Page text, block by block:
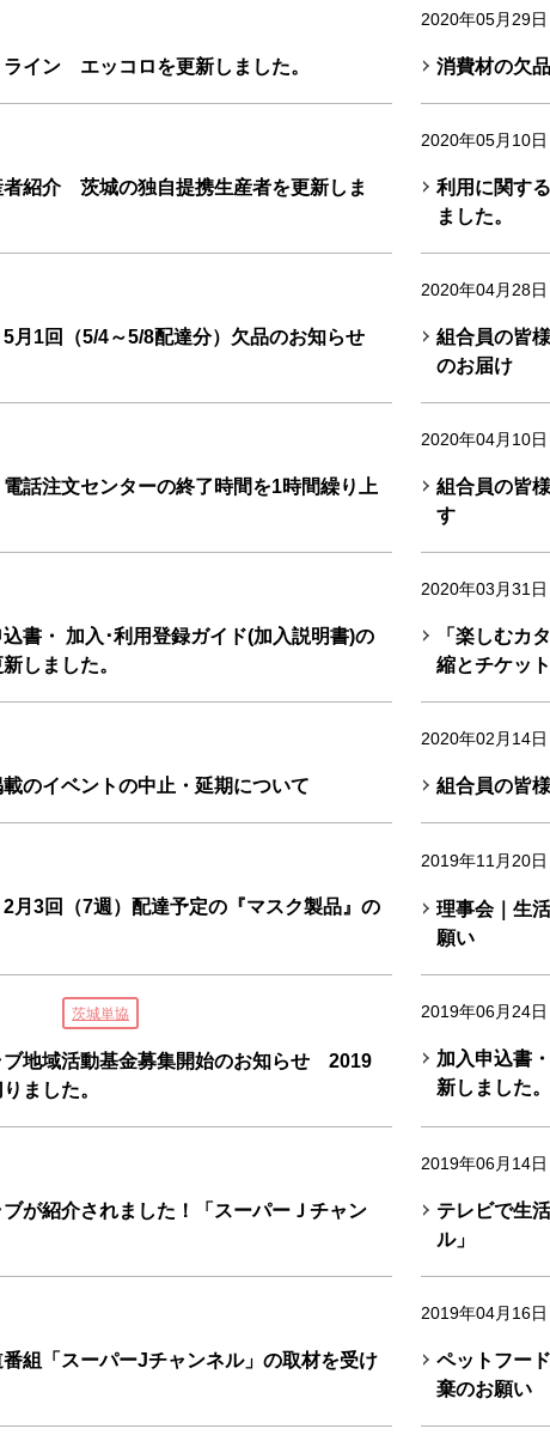
イン エッコロを更新しました。
2020年05月29日
消費材の欠
紹介 茨城の独自提携生産者を更新しま
2020年05月10日
利用に関す
ました。
月1回（5/4～5/8配達分）欠品のお知らせ
2020年04月28日
組合員の皆
のお届け
話注文センターの終了時間を1時間繰り上
2020年04月10日
組合員の皆
す
書・ 加入･利用登録ガイド(加入説明書)の
しました。
2020年03月31日
「楽しむカ
縮とチケッ
のイベントの中止・延期について
2020年02月14日
組合員の皆
月3回（7週）配達予定の『マスク製品』の
2019年11月20日
理事会｜生
願い
茨城単協
ブ地域活動基金募集開始のお知らせ 2019
ました。
2019年06月24日
加入申込書
新しました。
が紹介されました！「スーパーＪチャン
2019年06月14日
テレビで生
ル」
組「スーパーJチャンネル」の取材を受け
2019年04月16日
ペットフー
棄のお願い